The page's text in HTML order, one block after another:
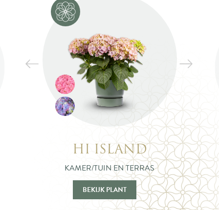
HI ISLAND
KAMER/TUIN EN TERRAS
BEKIJK PLANT